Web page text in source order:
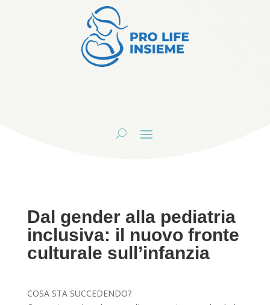
Dal gender alla pediatria
inclusiva: il nuovo fronte
culturale sull’infanzia
COSA STA SUCCEDENDO?